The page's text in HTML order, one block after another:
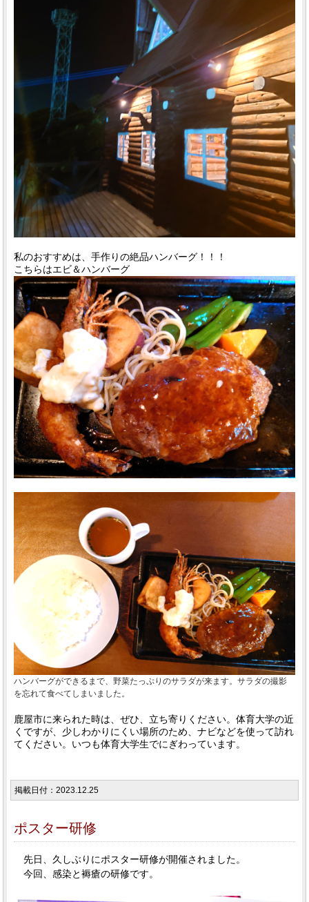
私のおすすめは、手作りの絶品ハンバーグ！！！
こちらはエビ＆ハンバーグ
ハンバーグができるまで、野菜たっぷりのサラダが来ます。サラダの撮影
を忘れて食べてしまいました。
鹿屋市に来られた時は、ぜひ、立ち寄りください。体育大学の近
くですが、少しわかりにくい場所のため、ナビなどを使って訪れ
てください。いつも体育大学生でにぎわっています。
掲載日付：2023.12.25
ポスター研修
先日、久しぶりにポスター研修が開催されました。
今回、感染と褥瘡の研修です。